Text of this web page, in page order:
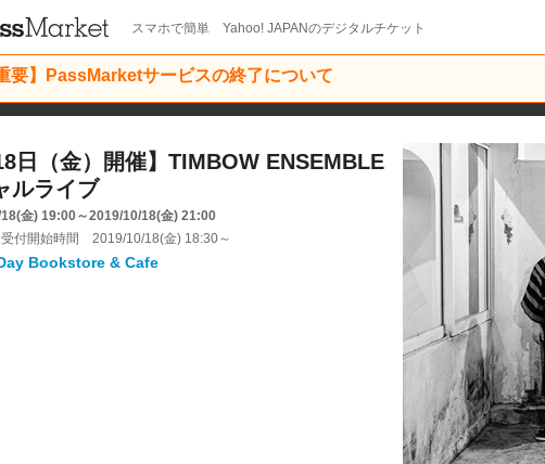
スマホで簡単 Yahoo! JAPANのデジタルチケット
要】PassMarketサービスの終了について
日（金）開催】TIMBOW ENSEMBLE
ルライブ
金) 19:00～2019/10/18(金) 21:00
受付開始時間 2019/10/18(金) 18:30～
Bookstore & Cafe